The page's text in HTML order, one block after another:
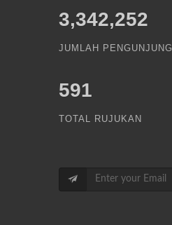
3,342,252
JUMLAH PENGUNJUNG
591
TOTAL RUJUKAN